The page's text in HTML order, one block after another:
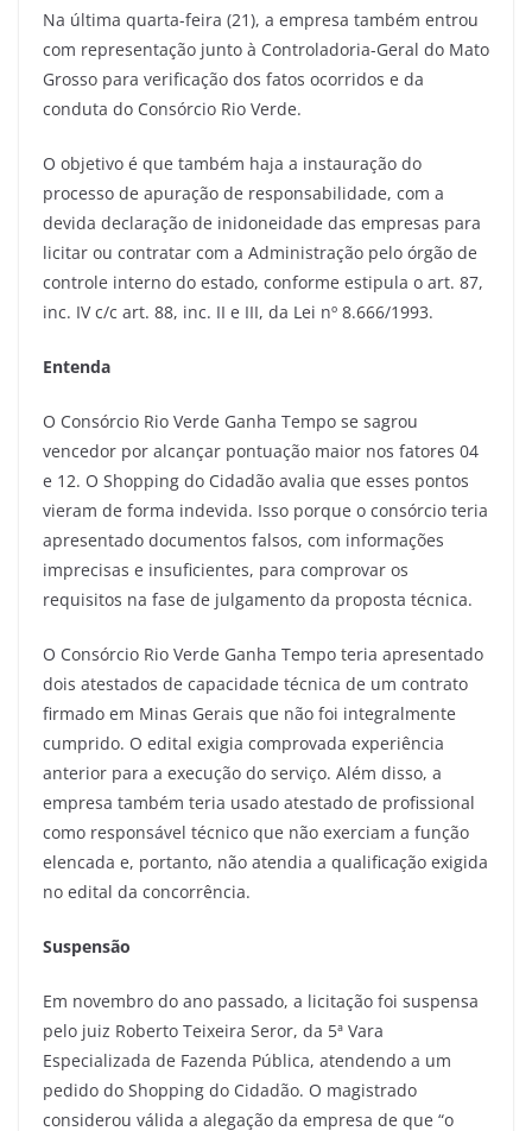
Na última quarta-feira (21), a empresa também entrou
com representação junto à Controladoria-Geral do Mato
Grosso para verificação dos fatos ocorridos e da
conduta do Consórcio Rio Verde.
O objetivo é que também haja a instauração do
processo de apuração de responsabilidade, com a
devida declaração de inidoneidade das empresas para
licitar ou contratar com a Administração pelo órgão de
controle interno do estado, conforme estipula o art. 87,
inc. IV c/c art. 88, inc. II e III, da Lei nº 8.666/1993.
Entenda
O Consórcio Rio Verde Ganha Tempo se sagrou
vencedor por alcançar pontuação maior nos fatores 04
e 12. O Shopping do Cidadão avalia que esses pontos
vieram de forma indevida. Isso porque o consórcio teria
apresentado documentos falsos, com informações
imprecisas e insuficientes, para comprovar os
requisitos na fase de julgamento da proposta técnica.
O Consórcio Rio Verde Ganha Tempo teria apresentado
dois atestados de capacidade técnica de um contrato
firmado em Minas Gerais que não foi integralmente
cumprido. O edital exigia comprovada experiência
anterior para a execução do serviço. Além disso, a
empresa também teria usado atestado de profissional
como responsável técnico que não exerciam a função
elencada e, portanto, não atendia a qualificação exigida
no edital da concorrência.
Suspensão
Em novembro do ano passado, a licitação foi suspensa
pelo juiz Roberto Teixeira Seror, da 5ª Vara
Especializada de Fazenda Pública, atendendo a um
pedido do Shopping do Cidadão. O magistrado
considerou válida a alegação da empresa de que “o